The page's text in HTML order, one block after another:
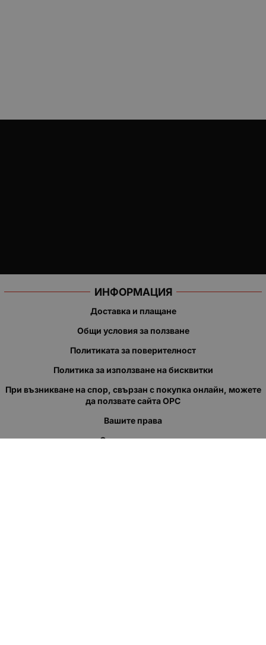
ИНФОРМАЦИЯ
Доставка и плащане
Общи условия за ползване
Политиката за поверителност
Политика за използване на бисквитки
При възникване на спор, свързан с покупка онлайн, можете
да ползвате сайта ОРС
Вашите права
Отказ от сделка